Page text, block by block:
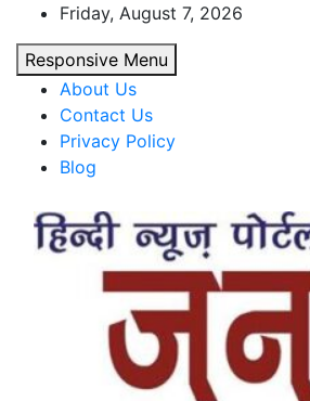
content
Friday, August 7, 2026
Responsive Menu
About Us
Contact Us
Privacy Policy
Blog